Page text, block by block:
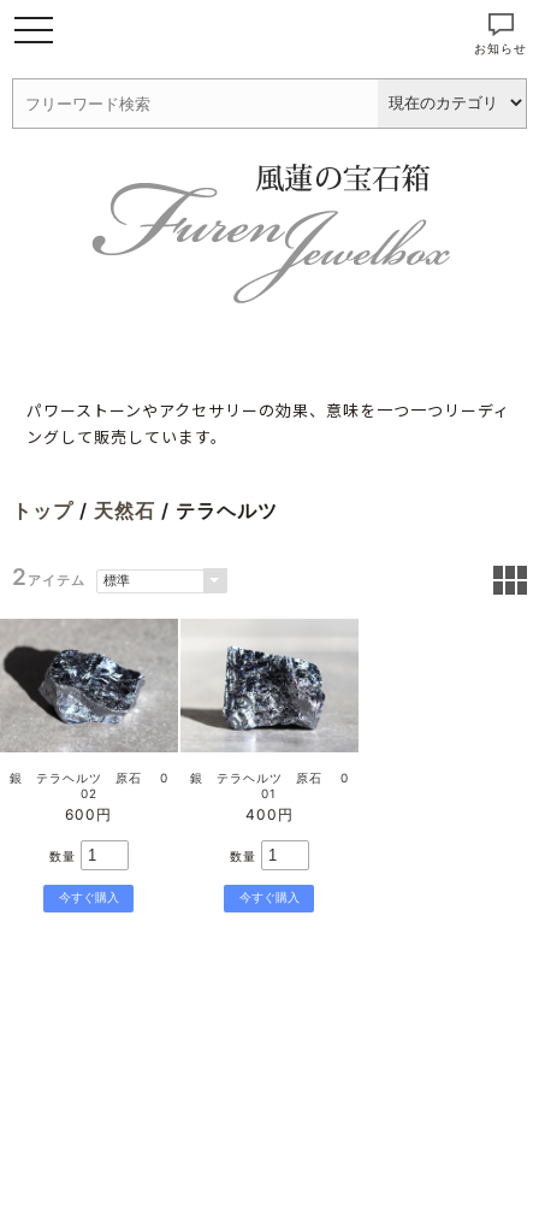
パワーストーンやアクセサリーの効果、意味を一つ一つリーディ
ングして販売しています。
お知らせ
トップ / 天然石 / テラヘルツ
2 アイテム
銀 テラヘルツ 原石 0
02
600円
数量
銀 テラヘルツ 原石 0
01
400円
数量